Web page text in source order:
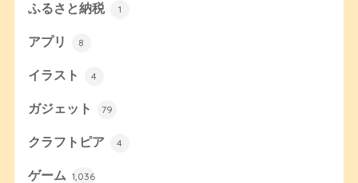
ふるさと納税 1
アプリ 8
イラスト 4
ガジェット 79
クラフトピア 4
ゲーム 1,036